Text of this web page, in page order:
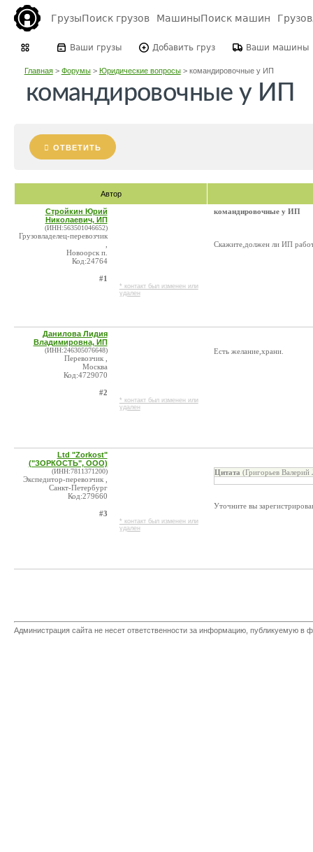
ГрузыПоиск грузов МашиныПоиск машин
Ваши грузы Добавить груз Ваши машины
Главная> Форумы> Юридические вопросы> командировочные у ИП
командировочные у ИП
ОТВЕТИТЬ
Автор
Стройкин Юрий
Николаевич, ИП
(ИНН:563501046652)
Грузовладелец-перевозчик
Новоорск п.
Код:24764
#1
* контакт был изменен или
удален
командировочные у ИП
Скажите,должен ли ИП
Данилова Лидия
Владимировна, ИП
(ИНН:246305076648)
Перевозчик ,
Москва
Код:4729070
#2
* контакт был изменен или
удален
Есть желание,храни.
Ltd "Zorkost"
("ЗОРКОСТЬ", ООО)
(ИНН:7811371200)
Экспедитор-перевозчик ,
Санкт-Петербург
Код:279660
#3
* контакт был изменен или
удален
Цитата (Григорьев
Уточните вы
Администрация сайта не несет ответственности за информацию, публикуемую